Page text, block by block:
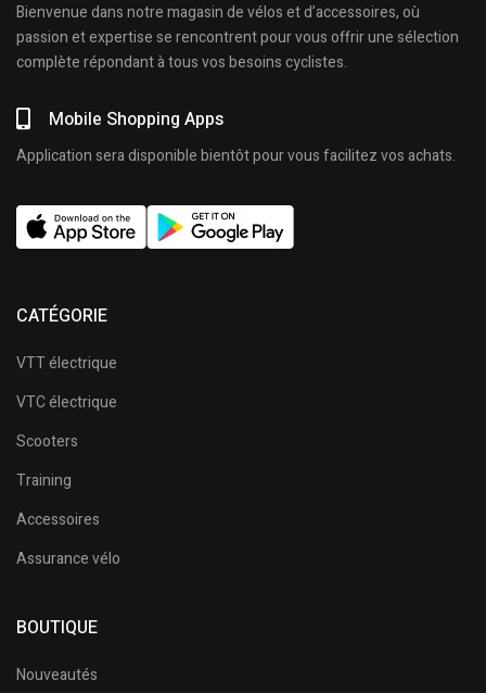
Bienvenue dans notre magasin de vélos et d’accessoires, où
passion et expertise se rencontrent pour vous offrir une sélection
complète répondant à tous vos besoins cyclistes.
Mobile Shopping Apps
Application sera disponible bientôt pour vous facilitez vos achats.
CATÉGORIE
VTT électrique
VTC électrique
Scooters
Training
Accessoires
Assurance vélo
BOUTIQUE
Nouveautés